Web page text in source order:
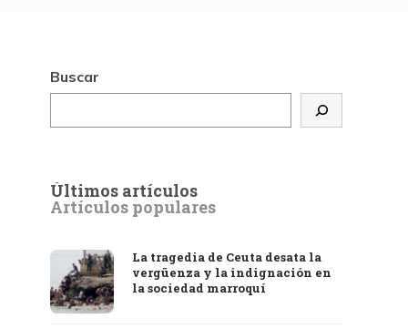
Buscar
Últimos artículos
Artículos populares
La tragedia de Ceuta desata la
vergüenza y la indignación en
la sociedad marroquí